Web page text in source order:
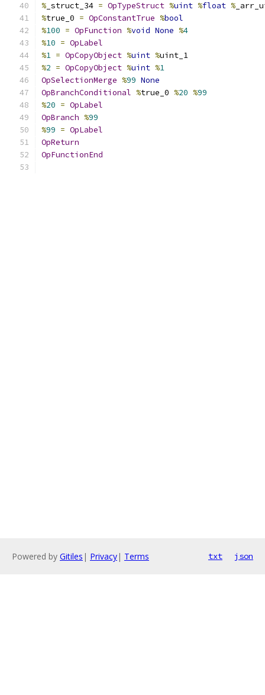
% _struct_34 = OpTypeStruct %uint %float %
%true_0 = OpConstantTrue %bool
%100 = OpFunction %void None %4
%10 = OpLabel
%1 = OpCopyObject %uint %uint_1
%2 = OpCopyObject %uint %1
OpSelectionMerge %99 None
OpBranchConditional %true_0 %20 %99
%20 = OpLabel
OpBranch %99
%99 = OpLabel
OpReturn
OpFunctionEnd
Powered by Gitiles | Privacy| Terms txt json